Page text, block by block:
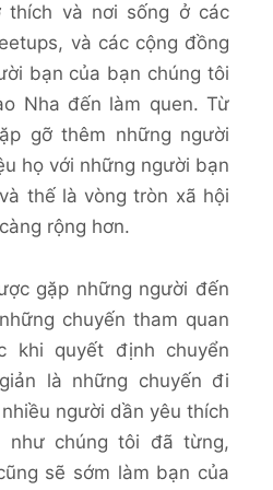
thích và nơi sống ở các
và các cộng đồng
bạn của bạn chúng tôi
Nha đến làm quen. Từ
gỡ thêm những người
họ với những người bạn
thế là vòng tròn xã hội
rộng hơn.
gặp những người đến
chuyến tham quan
khi quyết định chuyển
là những chuyến đi
người dần yêu thích
như chúng tôi đã từng,
sẽ sớm làm bạn của